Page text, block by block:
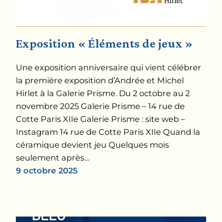
Exposition « Éléments de jeux »
Une exposition anniversaire qui vient célébrer
la première exposition d’Andrée et Michel
Hirlet à la Galerie Prisme. Du 2 octobre au 2
novembre 2025 Galerie Prisme – 14 rue de
Cotte Paris XIIe Galerie Prisme : site web –
Instagram 14 rue de Cotte Paris XIIe Quand la
céramique devient jeu Quelques mois
seulement après…
9 octobre 2025